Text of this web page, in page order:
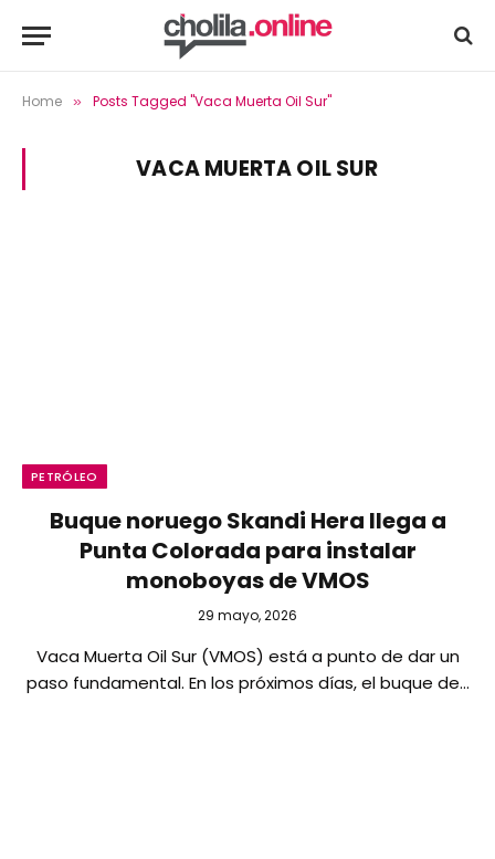
Home » Posts Tagged "Vaca Muerta Oil Sur"
VACA MUERTA OIL SUR
PETRÓLEO
Buque noruego Skandi Hera llega a
Punta Colorada para instalar
monoboyas de VMOS
29 mayo, 2026
Vaca Muerta Oil Sur (VMOS) está a punto de dar un
paso fundamental. En los próximos días, el buque de…